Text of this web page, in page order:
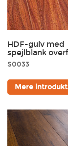
HDF-gulv med
spejlblank
S0033
Mere
Vi har forberedt
den brune